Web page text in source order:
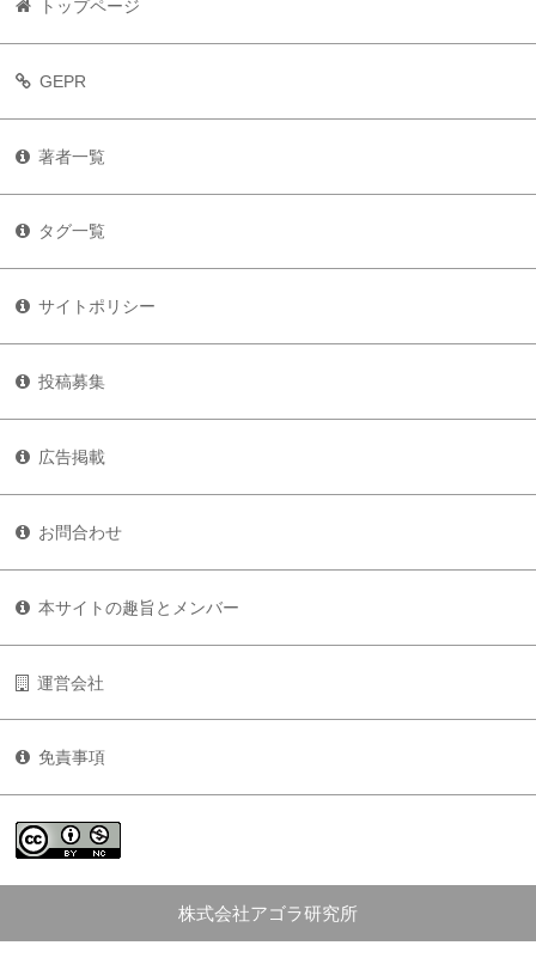
トップページ
GEPR
著者一覧
タグ一覧
サイトポリシー
投稿募集
広告掲載
お問合わせ
本サイトの趣旨とメンバー
運営会社
免責事項
株式会社アゴラ研究所